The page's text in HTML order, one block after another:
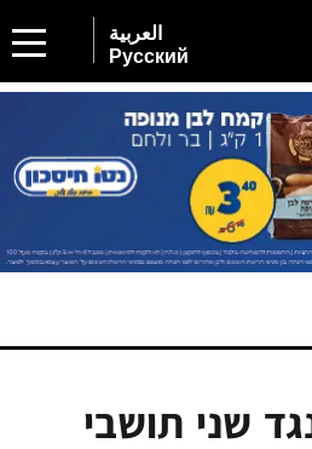
العربية
Русский
שני תושבי